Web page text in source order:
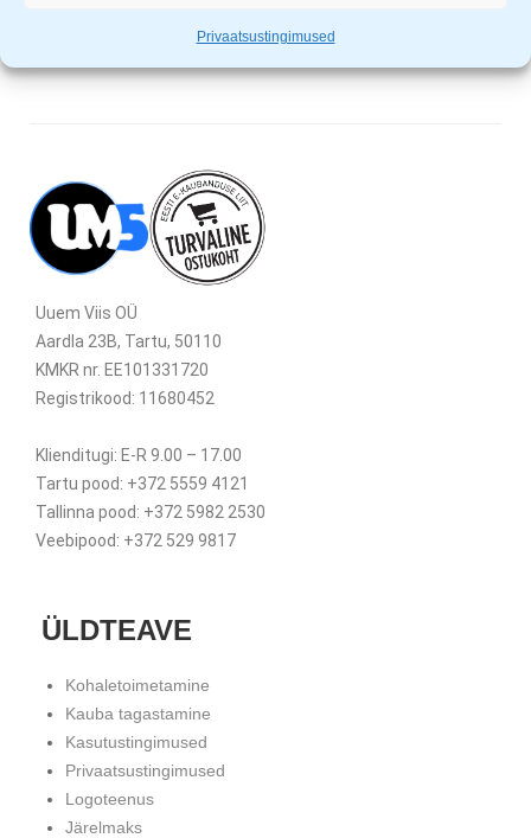
Privaatsustingimused
Uuem Viis OÜ
Aardla 23B, Tartu, 50110
KMKR nr. EE101331720
Registrikood: 11680452
Klienditugi: E-R 9.00 – 17.00
Tartu pood: +372 5559 4121
Tallinna pood: +372 5982 2530
Veebipood: +372 529 9817
ÜLDTEAVE
Kohaletoimetamine
Kauba tagastamine
Kasutustingimused
Privaatsustingimused
Logoteenus
Järelmaks